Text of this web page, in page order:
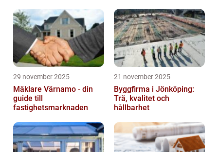
29 november 2025
Mäklare Värnamo - din
guide till
fastighetsmarknaden
21 november 2025
Byggfirma i Jönköping:
Trä, kvalitet och
hållbarhet